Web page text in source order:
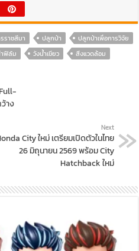
ราชสีมา ปลูกป่า
ปลูกป่าเพื่อการวิจัย
ฟิล์ม วังน้ำเขียว สิ่งแวดล้อม
าง
Next
City ใหม่ เตรียมเปิดตัวในไทย
26 มิถุนายน 2569 พร้อม City
Hatchback ใหม่